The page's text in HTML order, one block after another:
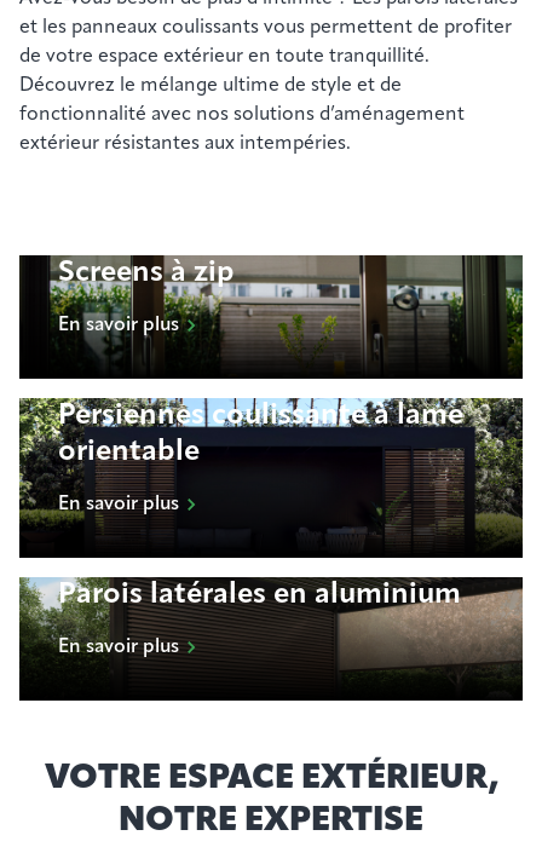
et les panneaux coulissants vous permettent de profiter
de votre espace extérieur en toute tranquillité.
Découvrez le mélange ultime de style et de
fonctionnalité avec nos solutions d’aménagement
extérieur résistantes aux intempéries.
Screens à zip
En savoir plus
Persiennes coulissante à lame
orientable
En savoir plus
Parois latérales en aluminium
En savoir plus
VOTRE ESPACE EXTÉRIEUR,
NOTRE EXPERTISE